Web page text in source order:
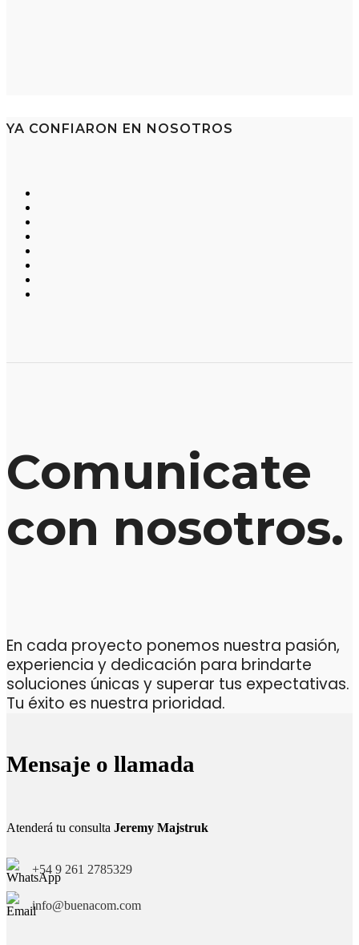
YA CONFIARON EN NOSOTROS
Comunicate
con nosotros.
En cada proyecto ponemos nuestra pasión,
experiencia y dedicación para brindarte
soluciones únicas y superar tus expectativas.
Tu éxito es nuestra prioridad.
Mensaje o llamada
Atenderá tu consulta Jeremy Majstruk
+54 9 261 2785329
info@buenacom.com